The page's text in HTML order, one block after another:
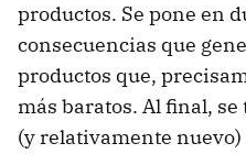
productos. Se pone en
consecuencias que
productos que,
más baratos. Al final,
(y relativamente